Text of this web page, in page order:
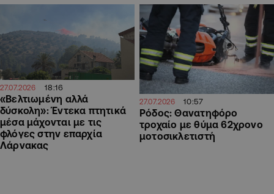
27.07.2026 18:16
«Βελτιωμένη αλλά
δύσκολη»: Έντεκα πτητικά
μέσα μάχονται με τις
φλόγες στην επαρχία
Λάρνακας
27.07.2026 10:57
Ρόδος: Θανατηφόρο
τροχαίο με θύμα 62χρονο
μοτοσικλετιστή